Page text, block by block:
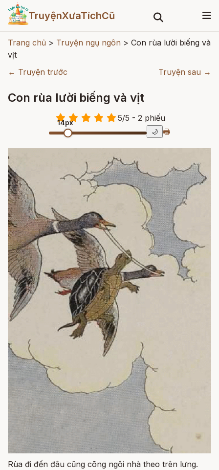
TruyệnXưaTíchCũ
Trang chủ > Truyện ngụ ngôn > Con rùa lười biếng và
vịt
← Truyện trước
Truyện sau →
Con rùa lười biếng và vịt
5/5 - 2phiếu
14px
🌙 🖶
Rùa đi đến đâu cũng cõng ngôi nhà theo trên lưng.